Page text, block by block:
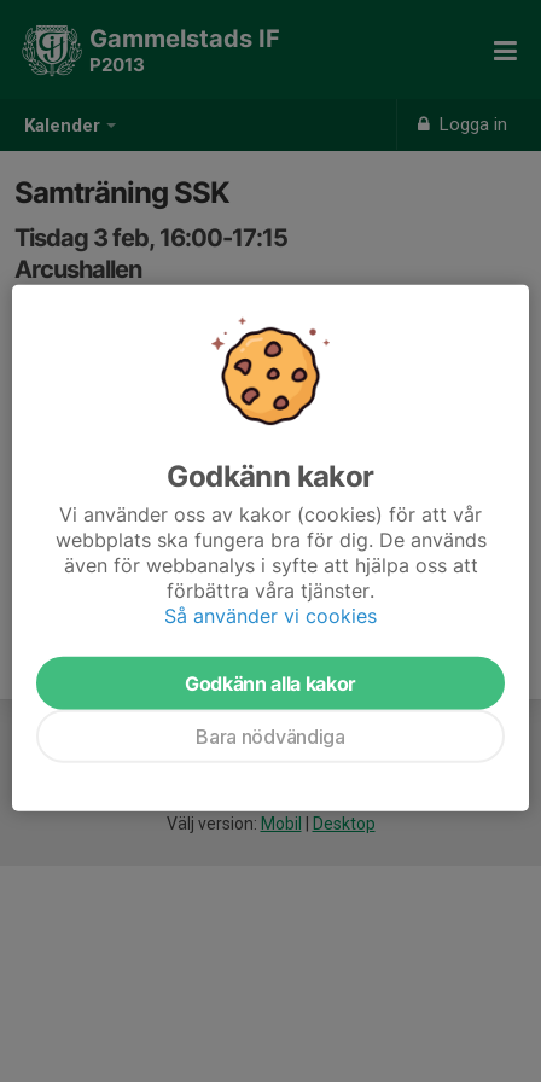
Kalender Logga in
Gammelstads IF
P2013
Samträning SSK
Tisdag 3 feb, 16:00-17:15
Arcushallen
Välj version: Mobil Desktop
Godkänn kakor
Vi använder oss av kakor (cookies) för att vår
webbplats ska fungera bra för dig. De används
även för webbanalys i syfte att hjälpa oss att
förbättra våra tjänster.
Så använder vi cookies
Godkänn alla kakor
Bara nödvändiga